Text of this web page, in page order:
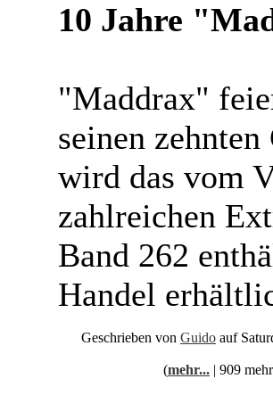
10 Jahre
"Maddrax"
seinen
wird das vom
zahlreichen
Band 262
Handel
Geschrieben von Guido auf
(mehr... | 909